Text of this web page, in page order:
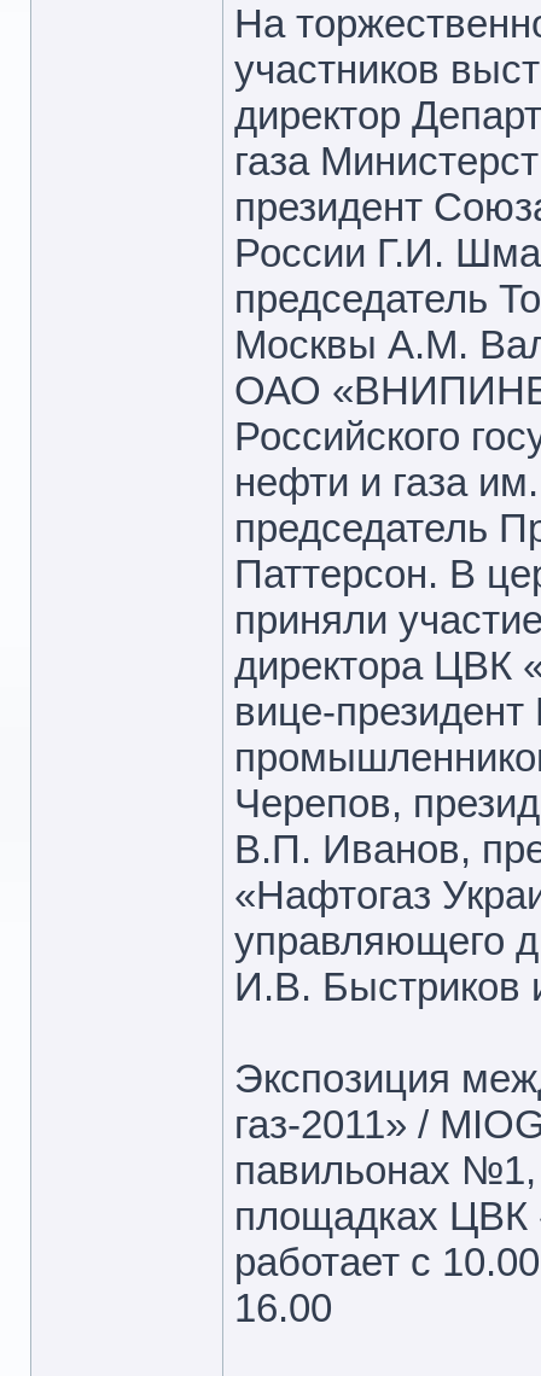
На
участников
директор
газа
президент
России Г.И.
председатель
Москвы А.М.
ОАО
Российского
нефти и газа
председатель
Паттерсон. В
приняли
директора ЦВК
вице-президент
Черепов,
В.П. Иванов,
«Нафтогаз
управляющего
И.В. Быстриков
Экспозиция
газ-2011» /
павильонах
площадках ЦВК
работает с
16.00